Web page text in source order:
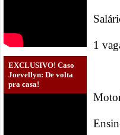
EXCLUSIVO! Caso
Joevellyn: De volta
pra casa!
1